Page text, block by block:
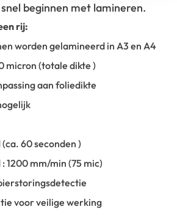
beginnen met lamineren.
rij:
worden gelamineerd in A3 en A4
micron (totale dikte )
aan foliedikte
60 seconden )
1200 mm/min (75 mic)
voor veilige werking